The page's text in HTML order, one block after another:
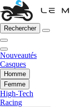
Rechercher
Nouveautés
Casques
Homme
Femme
High-Tech
Racing